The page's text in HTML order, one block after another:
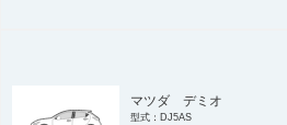
マツダ デミオ
型式：DJ5AS